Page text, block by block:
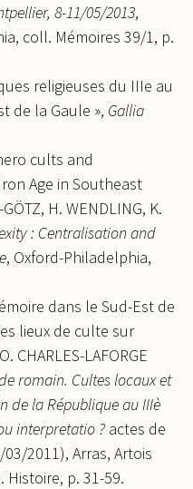
8-11/05/2013,
coll. Mémoires 39/1, p.
religieuses du IIIe au
de la Gaule », Gallia
cults and
Age in Southeast
H. WENDLING, K.
: Centralisation and
, Oxford-Philadelphia,
dans le Sud-Est de
lieux de culte sur
CHARLES-LAFORGE
romain. Cultes locaux et
de la République au IIIè
interpretatio ? actes de
2011), Arras, Artois
Histoire, p. 31-59.